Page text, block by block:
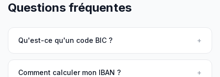
Questions fréquentes
Qu'est-ce qu'un code BIC ? +
Comment calculer mon IBAN ? +